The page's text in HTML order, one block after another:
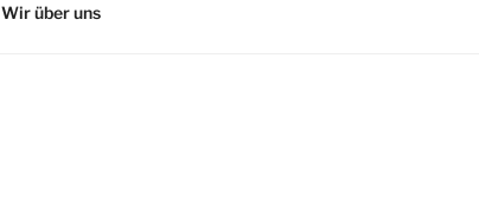
Wir über uns